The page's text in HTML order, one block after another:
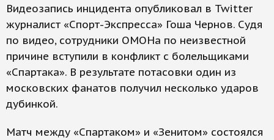
Видеозапись инцидента опубликовал в Twitter
журналист «Спорт-Экспресса» Гоша Чернов. Судя
по видео, сотрудники ОМОНа по неизвестной
причине вступили в конфликт с болельщиками
«Спартака». В результате потасовки один из
московских фанатов получил несколько ударов
дубинкой.
Матч между «Спартаком» и «Зенитом» состоялся